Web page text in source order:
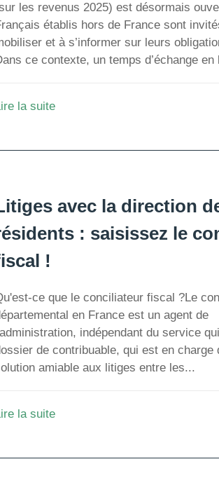
les revenus 2025) est désormais
établis hors de France sont
et à s’informer sur leurs
ce contexte, un temps d’échange
la suite
avec la direction
: saisissez le
!
ce que le conciliateur fiscal ?Le
en France est un agent de
indépendant du service
de contribuable, qui est en charge
amiable aux litiges entre les...
la suite